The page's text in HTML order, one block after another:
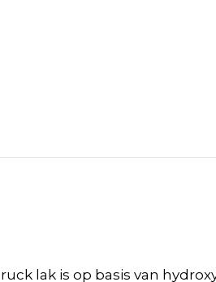
lak is op basis van